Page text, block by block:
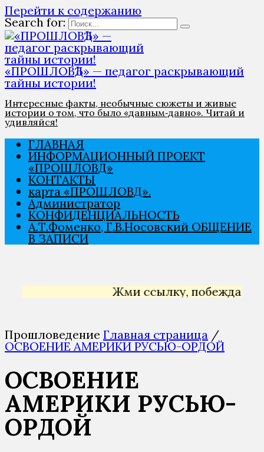
Перейти к содержанию
Search for:
«ПРОШЛОВѢД» — педагог раскрывающий
тайны истории!
Интересные факты, необычные сюжеты и живые
истории о том, что было «давным‑давно». Читай и
удивляйся!
ГЛАВНАЯ
ИНФОРМАЦИОННЫЙ ПРОЕКТ
«ПРОШЛОВѢД»
КОНТАКТЫ
карта «ПРОШЛОВѢД».
Администратор
КОНФИДЕНЦИАЛЬНОСТЬ
А.Т.Фоменко, Г.В.Носовский ОБЩЕНИЕ
В ЗАПИСИ
Жми ссылку, побеждай →
Прошловедение Главная страница /
ОСВОЕНИЕ АМЕРИКИ РУСЬЮ-ОРДОЙ
ОСВОЕНИЕ
АМЕРИКИ РУСЬЮ-
ОРДОЙ